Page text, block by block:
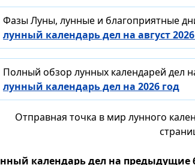
Фазы Луны, лунные и благоприятные
лунный календарь дел на август
Полный обзор лунных календарей дел
лунный календарь дел на 2026 год
Отправная точка в мир лунного
календарь дел на предыдущие